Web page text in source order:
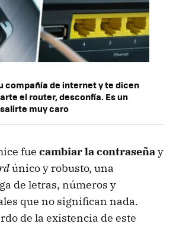
compañía de internet y te dicen
el router, desconfía. Es un
muy caro
fue cambiar la contraseñay
único y robusto, una
de letras, números y
que no significan nada.
de la existencia de este